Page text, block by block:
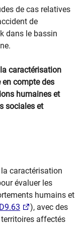
de cas relatives
de
dans le bassin
caractérisation
compte des
humaines et
sociales et
caractérisation
évaluer les
humains et
), avec des
affectés